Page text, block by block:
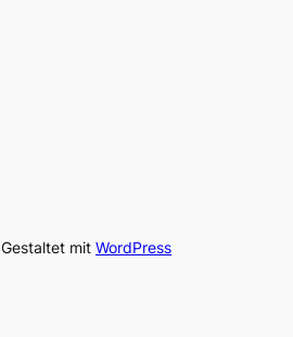
Gestaltet mit WordPress